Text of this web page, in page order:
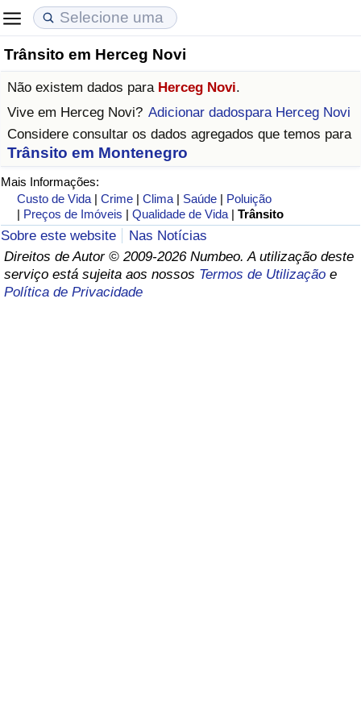
Trânsito em Herceg Novi
Não existem dados para Herceg Novi.
Vive em Herceg Novi? Adicionar dadospara Herceg Novi
Considere consultar os dados agregados que temos para
Trânsito em Montenegro
Mais Informações:
Custo de Vida |Crime |Clima | Saúde | Poluição
| Preços de Imóveis |Qualidade de Vida |Trânsito
Sobre este website
Nas Notícias
Direitos de Autor © 2009-2026 Numbeo. A utilização deste
serviço está sujeita aos nossos Termos de Utilização e
Política de Privacidade
Custo de Vida
Indicador de Custo de Vida
Indicador de Custo de Vida Por País
em Aqaba
Preços de Imóveis
Indicador de Preços de Imóveis
Indicador de Preços de Imóveis por País
Qualidade de Vida
Indicador de Qualidade de Vida (Atual)
Índice de qualidade de vida por país
Crime
Taxa do Indicador de Crime (Atual)